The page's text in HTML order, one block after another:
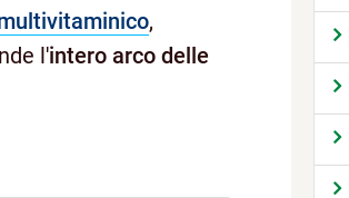
,
l'intero arco delle